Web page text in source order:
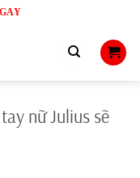
nữ Julius sẽ